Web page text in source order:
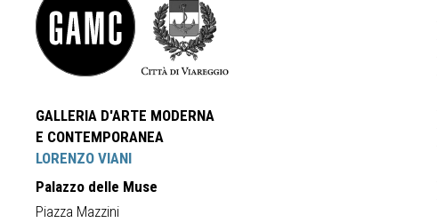
GALLERIA D'ARTE MODERNA
E CONTEMPORANEA
LORENZO VIANI
Palazzo delle Muse
Piazza Mazzini